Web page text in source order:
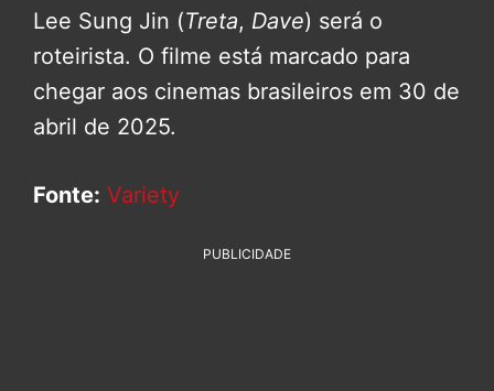
Lee Sung Jin (Treta, Dave) será o
roteirista. O filme está marcado para
chegar aos cinemas brasileiros em 30 de
abril de 2025.
Fonte: Variety
PUBLICIDADE